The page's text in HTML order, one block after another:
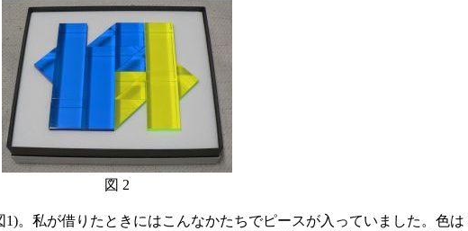
図 2
。私が借りたときにはこんなかたちでピースが入っていました。色